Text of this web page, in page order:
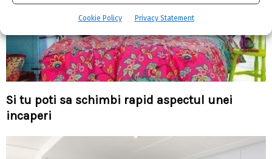
Cookie Policy Privacy Statement
Si tu poti sa schimbi rapid aspectul unei
incaperi